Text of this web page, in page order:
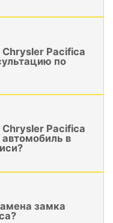
Pacifica
по
Pacifica
автомобиль в
замка